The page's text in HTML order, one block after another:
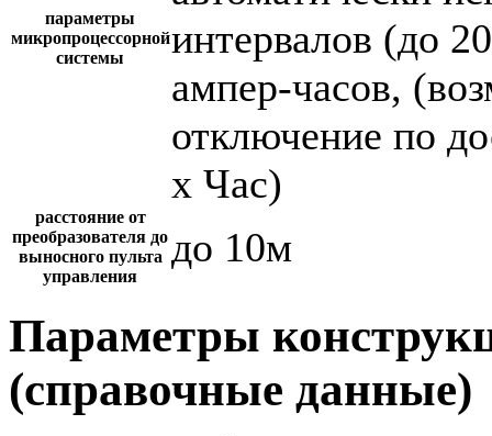
параметры
микропроцессорной
системы
интервалов (до
ампер-часов,
отключение по
х Час)
расстояние от
преобразователя до
выносного пульта
управления
до 10м
Параметры
(справочные данные)